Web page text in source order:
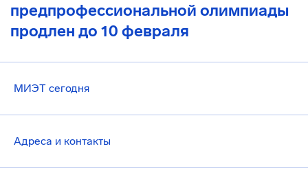
предпрофессиональной олимпиады
продлен до 10 февраля
МИЭТ сегодня
Адреса и контакты